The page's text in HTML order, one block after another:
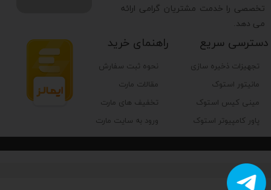
تجهیزات ذخیره سازی
مانیتور استوک
مینی کیس استوک
پاور کامپیوتر استوک
دسترسی سریع راهنمای خرید
نحوه ثبت سفارش
مقالات مارت
تخفیف های مارت
ورود به سایت مارت
تخصصی را خدمت مشتریان گرامی ارائه
می دهد.